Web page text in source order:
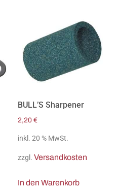
BULL’S Sharpener
2,20 €
inkl. 20 % MwSt.
zzgl. Versandkosten
In den Warenkorb